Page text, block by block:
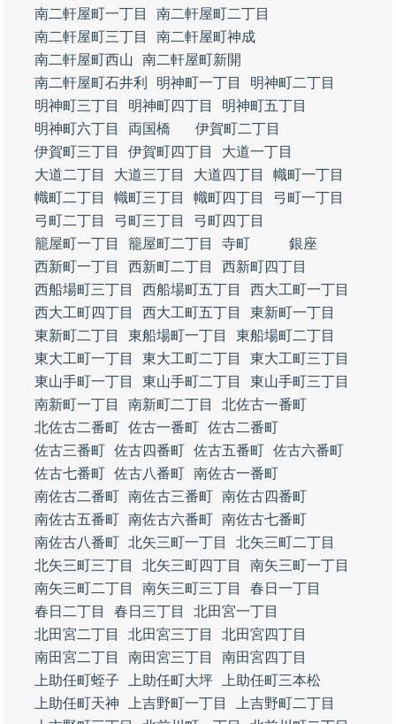
南二軒屋町一丁目
南二軒屋町二丁目
南二軒屋町三丁目
南二軒屋町神成
南二軒屋町西山
南二軒屋町新開
南二軒屋町石井利
明神町一丁目
明神町二丁目
明神町三丁目
明神町四丁目
明神町五丁目
明神町六丁目
両国橋
伊賀町二丁目
伊賀町三丁目
伊賀町四丁目
大道一丁目
大道二丁目
大道三丁目 大道四丁目
幟町一丁目
幟町二丁目
幟町三丁目 幟町四丁目
弓町一丁目
弓町二丁目
弓町三丁目
弓町四丁目
籠屋町一丁目
籠屋町二丁目 寺町
銀座
西新町一丁目
西新町二丁目
西新町四丁目
西船場町三丁目
西船場町五丁目
西大工町一丁目
西大工町四丁目
西大工町五丁目
東新町一丁目
東新町二丁目
東船場町一丁目
東船場町二丁目
東大工町一丁目
東大工町二丁目
東大工町三丁目
東山手町一丁目
東山手町二丁目
東山手町三丁目
南新町一丁目
南新町二丁目
北佐古一番町
北佐古二番町 佐古一番町 佐古二番町
佐古三番町 佐古四番町 佐古五番町 佐古六番町
佐古七番町 佐古八番町 南佐古一番町
南佐古二番町 南佐古三番町 南佐古四番町
南佐古五番町 南佐古六番町 南佐古七番町
南佐古八番町 北矢三町一丁目
北矢三町二丁目
北矢三町三丁目
北矢三町四丁目
南矢三町一丁目
南矢三町二丁目
南矢三町三丁目
春日一丁目
春日二丁目
春日三丁目
北田宮一丁目
北田宮二丁目
北田宮三丁目
北田宮四丁目
南田宮二丁目
南田宮三丁目
南田宮四丁目
上助任町蛭子
上助任町大坪
上助任町三本松
上助任町天神
上吉野町一丁目
上吉野町二丁目